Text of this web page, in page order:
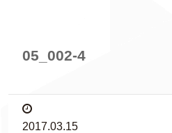
05_002-4
2017.03.15